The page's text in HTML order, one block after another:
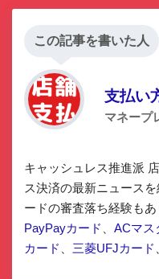
この記事を書いた人
支払い
マネープ
キャッシュレス推進派
ス決済の最新ニュース
ードの審査落ち経験も
PayPayカード
ACマス
カード
三菱UFJカード